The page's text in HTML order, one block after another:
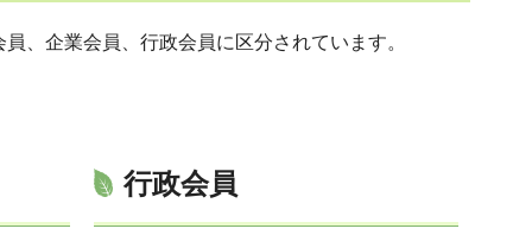
、企業会員、行政会員に区分されています。
行政会員